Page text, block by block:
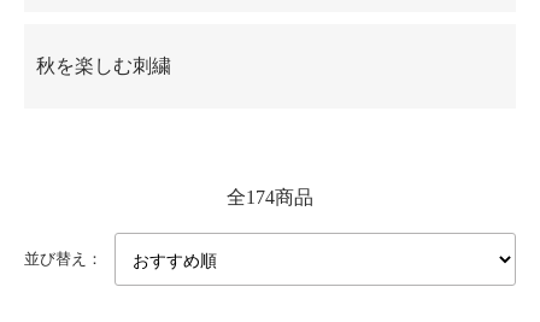
秋を楽しむ刺繍
全174商品
並び替え：